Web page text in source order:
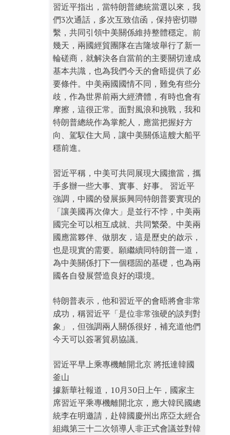
習近平指出，當特朗普總統當選以來，我
們3次通話，多次互致信函，保持密切聯
繫，共同引領中美關係維持整體穩定。前
幾天，兩國經貿團隊在吉隆坡舉行了新一
輪磋商，就解決各自當前的主要關切達成
基本共識，也為我們今天的會晤提供了必
要條件。中美兩國國情不同，難免有些分
歧，作為世界前兩大經濟體，有時也會有
摩擦，這很正常。面對風浪和挑戰，我和
特朗普總統作為掌舵人，應當把握好方
向、駕馭住大局，讓中美關係這艘大船平
穩前進。
習近平稱，中美可共同展現大國擔當，攜
手多辦一些大事、實事、好事。 習近平
強調，中國的發展振興同特朗普要實現的
「讓美國再次偉大」是並行不悖，中美兩
國完全可以相互成就、共同繁榮。中美兩
國應當夥伴、做朋友，這是歷史的啟示，
也是現實的需要。願繼續同特朗普一道，
為中美關係打下一個穩固的基礎，也為兩
國各自發展營造良好的環境。
特朗普表示，他和習近平的會晤將會非常
成功，稱習近平「是位非常強硬的談判對
象」，但強調兩人關係很好，補充道他們
今天可以簽署貿易協議。
習近平早上乘專機離開北京 將抵達韓國
釜山
據新華社報道，10月30日上午，國家主
席習近平乘專機離開北京，應大韓民國總
統李在明邀請，赴韓國慶州出席亞太經合
組織第三十二次領導人非正式會議並對韓